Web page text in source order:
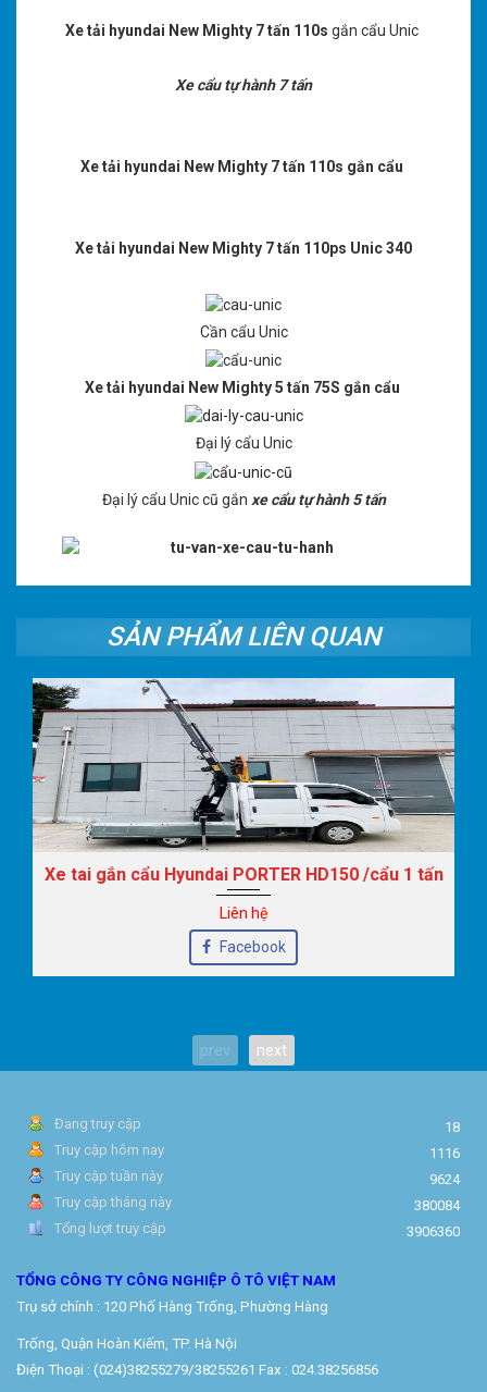
Xe tải hyundai New Mighty 7 tấn 110s gắn cẩu Unic
Xe cẩu tự hành 7 tấn
Xe tải hyundai New Mighty 7 tấn 110s gắn cẩu
Xe tải hyundai New Mighty 7 tấn 110ps Unic 340
Cần cẩu Unic
Xe tải hyundai New Mighty 5 tấn 75S gắn cẩu
Đại lý cẩu Unic
Đại lý cẩu Unic cũ gắn xe cẩu tự hành 5 tấn
SẢN PHẨM LIÊN QUAN
Xe tai gắn cẩu Hyundai PORTER HD150 /cẩu 1 tấn
Liên hệ
Facebook
next
Đang truy cập
18
Truy cập hôm nay
1116
Truy cập tuần này
9624
Truy cập tháng này
380084
Tổng lượt truy cập
3906360
TỔNG CÔNG TY CÔNG NGHIỆP Ô TÔ VIỆT NAM
Trụ sở chính : 120 Phố Hàng Trống, Phường Hàng
Trống, Quận Hoàn Kiếm, TP. Hà Nội
Điện Thoại : (024)38255279/38255261 Fax : 024.38256856